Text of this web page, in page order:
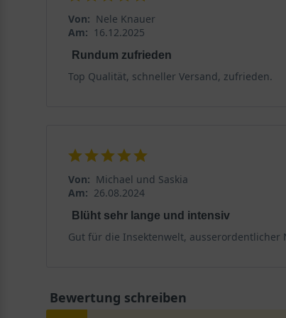
Von: Nele Knauer
Am: 16.12.2025
Rundum zufrieden
Top Qualität, schneller Versand, zufrieden.
Von: Michael und Saskia
Am: 26.08.2024
Blüht sehr lange und intensiv
Gut für die Insektenwelt, ausserordentlicher
Bewertung schreiben